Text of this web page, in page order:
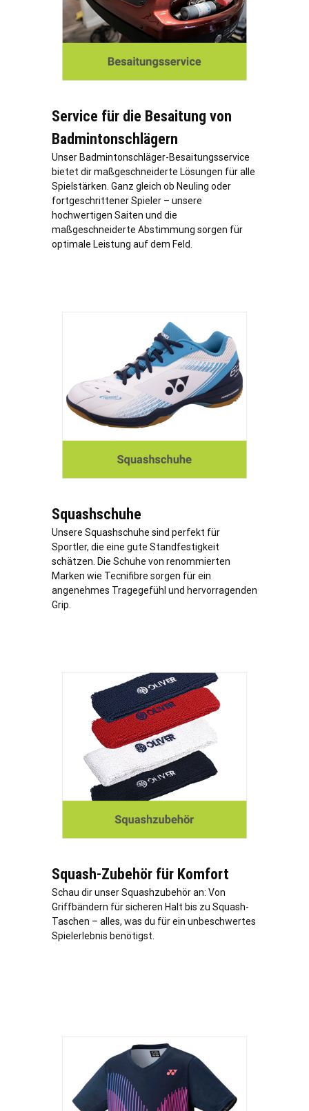
Service für die Besaitung von
Badmintonschlägern
Unser Badmintonschläger-Besaitungsservice
bietet dir maßgeschneiderte Lösungen für alle
Spielstärken. Ganz gleich ob Neuling oder
fortgeschrittener Spieler – unsere
hochwertigen Saiten und die
maßgeschneiderte Abstimmung sorgen für
optimale Leistung auf dem Feld.
Squashschuhe
Unsere Squashschuhe sind perfekt für
Sportler, die eine gute Standfestigkeit
schätzen. Die Schuhe von renommierten
Marken wie Tecnifibre sorgen für ein
angenehmes Tragegefühl und hervorragenden
Grip.
Squash-Zubehör für Komfort
Schau dir unser Squashzubehör an: Von
Griffbändern für sicheren Halt bis zu Squash-
Taschen – alles, was du für ein unbeschwertes
Spielerlebnis benötigst.